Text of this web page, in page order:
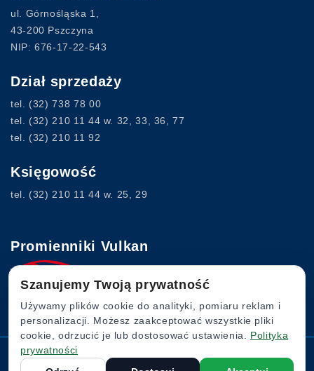
ul. Górnośląska 1,
43-200 Pszczyna
NIP: 676-17-22-543
Dział sprzedaży
tel. (32) 738 78 00
tel. (32) 210 11 44 w. 32, 33, 36, 77
tel. (32) 210 11 92
Księgowość
tel. (32) 210 11 44 w. 25, 29
Promienniki Vulkan
www.vulkan.com.pl
Komin Flex © 2022. Wszystkie prawa zastrzeżone.
Szanujemy Twoją prywatność
Używamy plików cookie do analityki, pomiaru reklam i
personalizacji. Możesz zaakceptować wszystkie pliki
cookie, odrzucić je lub dostosować ustawienia. Polityka
prywatności